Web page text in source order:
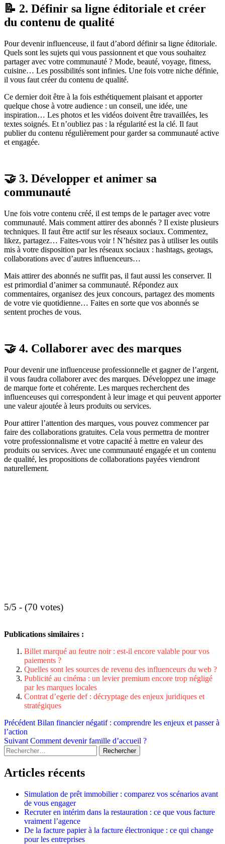
📝 2. Définir sa ligne éditoriale et créer
du contenu de qualité
Pour devenir influenceuse, il faut d’abord définir sa ligne éditoriale.
Quels sont les sujets qui vous passionnent et que vous souhaitez
partager avec votre communauté ? Mode, beauté, voyage, fitness,
cuisine… Les possibilités sont infinies. Une fois votre niche définie,
il vous faut créer du contenu de qualité.
Ce dernier doit être à la fois esthétiquement plaisant et apporter
quelque chose à votre audience : un conseil, une idée, une
inspiration… Les photos et les vidéos doivent être travaillées, les
textes soignés. Et n’oubliez pas : la régularité est la clé. Il faut
publier du contenu régulièrement pour garder sa communauté active
et engagée.
🤝 3. Développer et animer sa
communauté
Une fois votre contenu créé, il est temps de le partager avec votre
communauté. Mais comment attirer des abonnés ? Il existe plusieurs
techniques. Il faut être actif sur les réseaux sociaux. Commentez,
likez, partagez… Faites-vous voir ! N’hésitez pas à utiliser les outils
mis à votre disposition par les réseaux sociaux : hashtags, geotags,
collaborations avec d’autres influenceurs…
Mais attirer des abonnés ne suffit pas, il faut aussi les conserver. Il
est primordial d’animer sa communauté. Répondez aux
commentaires, organisez des jeux concours, partagez des moments
de votre vie quotidienne… Faites en sorte que vos abonnés se
sentent proches de vous.
🤝 4. Collaborer avec des marques
Pour devenir une influenceuse professionnelle et gagner de l’argent,
il vous faudra collaborer avec des marques. Développez une image
de marque forte et cohérente. Les marques recherchent des
influenceuses qui correspondent à leur image et qui peuvent apporter
une valeur ajoutée à leurs produits ou services.
Pour attirer l’attention des marques, vous pouvez commencer par
faire des collaborations gratuites. Cela vous permettra de montrer
votre professionnalisme et votre capacité à mettre en valeur des
produits ou services. Avec une communauté engagée et un contenu
de qualité, les propositions de collaborations payées viendront
naturellement.
5/5 - (70 votes)
Publications similaires :
Billet marqué au feutre noir : est-il encore valable pour vos
paiements ?
Quelles sont les sources de revenu des influenceurs du web ?
Publicité au cinéma : un levier premium encore trop négligé
par les marques locales
Contrat d’egerie def : décryptage des enjeux juridiques et
stratégiques
Navigation
d’article
PrécédentBilan financier négatif : comprendre les enjeux et passer à
l’action
SuivantComment devenir famille d’accueil ?
Rechercher :
Articles récents
Simulation de prêt immobilier : comparez vos scénarios avant
de vous engager
Recruter en intérim dans la restauration : ce que vous facture
vraiment l’agence
De la facture papier à la facture électronique : ce qui change
pour les entreprises